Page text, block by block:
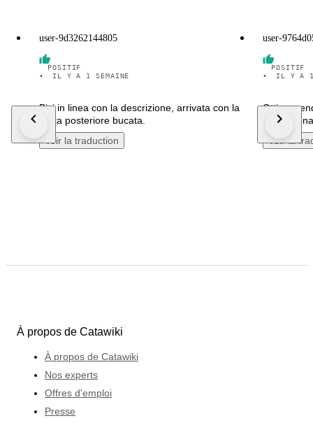
user-9d3262144805
POSITIF
•
IL Y A 1 SEMAINE
Bici in linea con la descrizione, arrivata con la
ruota posteriore bucata.
Voir la traduction
user-
POSITIF
•
IL Y A 1
Ottimo
Voir la
À propos de Catawiki
À propos de Catawiki
Nos experts
Offres d'emploi
Presse